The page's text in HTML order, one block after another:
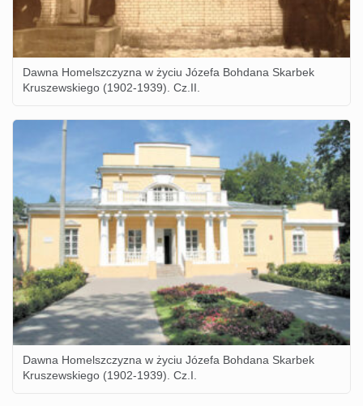
Dawna Homelszczyzna w życiu Józefa Bohdana Skarbek
Kruszewskiego (1902-1939). Cz.II.
Dawna Homelszczyzna w życiu Józefa Bohdana Skarbek
Kruszewskiego (1902-1939). Cz.I.